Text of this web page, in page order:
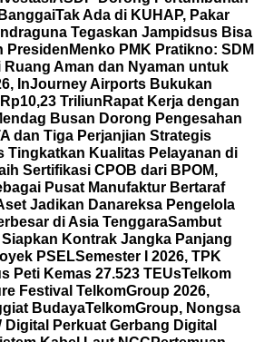
Tak Ada di KUHAP, Pakar
Tegaskan Jampidsus Bisa
Presiden Menko PMK Pratikno: SDM
Aman dan Nyaman untuk
InJourney Airports Bukukan
Triliun Rapat Kerja dengan
Busan Dorong Pengesahan
dan Tiga Perjanjian Strategis
Tingkatkan Kualitas Pelayanan di
Sertifikasi CPOB dari BPOM,
Pusat Manufaktur Bertaraf
Jadikan Danareksa Pengelola
di Asia TenggaraSambut
Siapkan Kontrak Jangka Panjang
PSELSemester I 2026, TPK
Peti Kemas 27.523 TEUsTelkom
Festival TelkomGroup 2026,
BudayaTelkomGroup, Nongsa
Digital Perkuat Gerbang Digital